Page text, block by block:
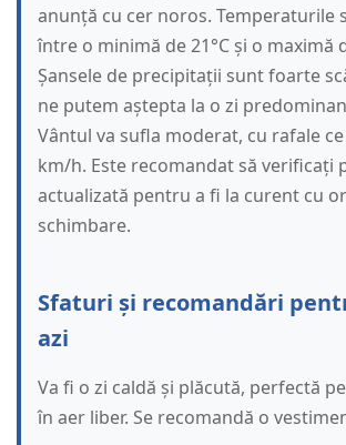
anunță cu cer noros. Temperaturile
între o minimă de 21°C și o maximă
Șansele de precipitații sunt foarte
ne putem aștepta la o zi
Vântul va sufla moderat, cu rafale
km/h. Este recomandat să verificați
actualizată pentru a fi la curent cu
schimbare.
Sfaturi și recomandări
azi
Va fi o zi caldă și plăcută, perfectă
în aer liber. Se recomandă o